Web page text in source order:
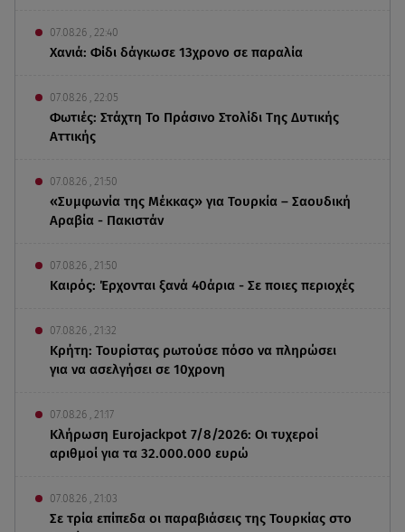
07.08.26 , 22:40
Χανιά: Φίδι δάγκωσε 13χρονο σε παραλία
07.08.26 , 22:05
Φωτιές: Στάχτη Το Πράσινο Στολίδι Της Δυτικής
Αττικής
07.08.26 , 21:50
«Συμφωνία της Μέκκας» για Τουρκία – Σαουδική
Αραβία - Πακιστάν
07.08.26 , 21:50
Καιρός: Έρχονται ξανά 40άρια - Σε ποιες περιοχές
07.08.26 , 21:32
Κρήτη: Τουρίστας ρωτούσε πόσο να πληρώσει
για να ασελγήσει σε 10χρονη
07.08.26 , 21:17
Κλήρωση Eurojackpot 7/8/2026: Οι τυχεροί
αριθμοί για τα 32.000.000 ευρώ
07.08.26 , 21:03
Σε τρία επίπεδα οι παραβιάσεις της Τουρκίας στο